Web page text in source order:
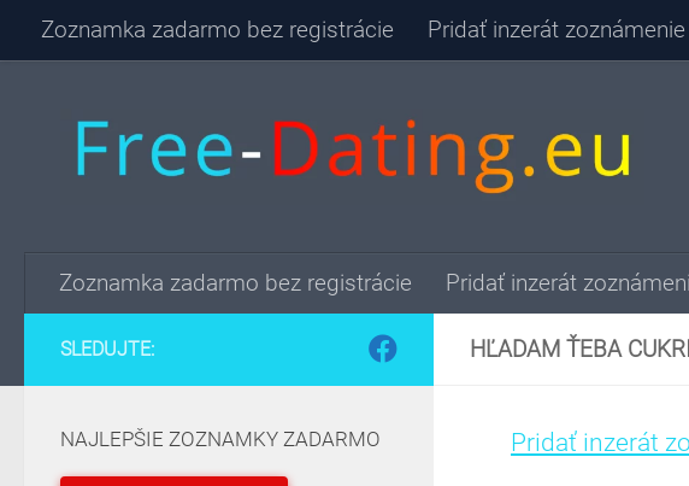
Skip to content
Zoznamka zadarmo bez registrácie Pridať inzerát zoznámenie
Zoznamka zadarmo bez registrácie Pridať inzerát
HĽADAM ŤEBA
Pridať inzerát
SLEDUJTE:
NAJLEPŠIE ZOZNAMKY ZADARMO